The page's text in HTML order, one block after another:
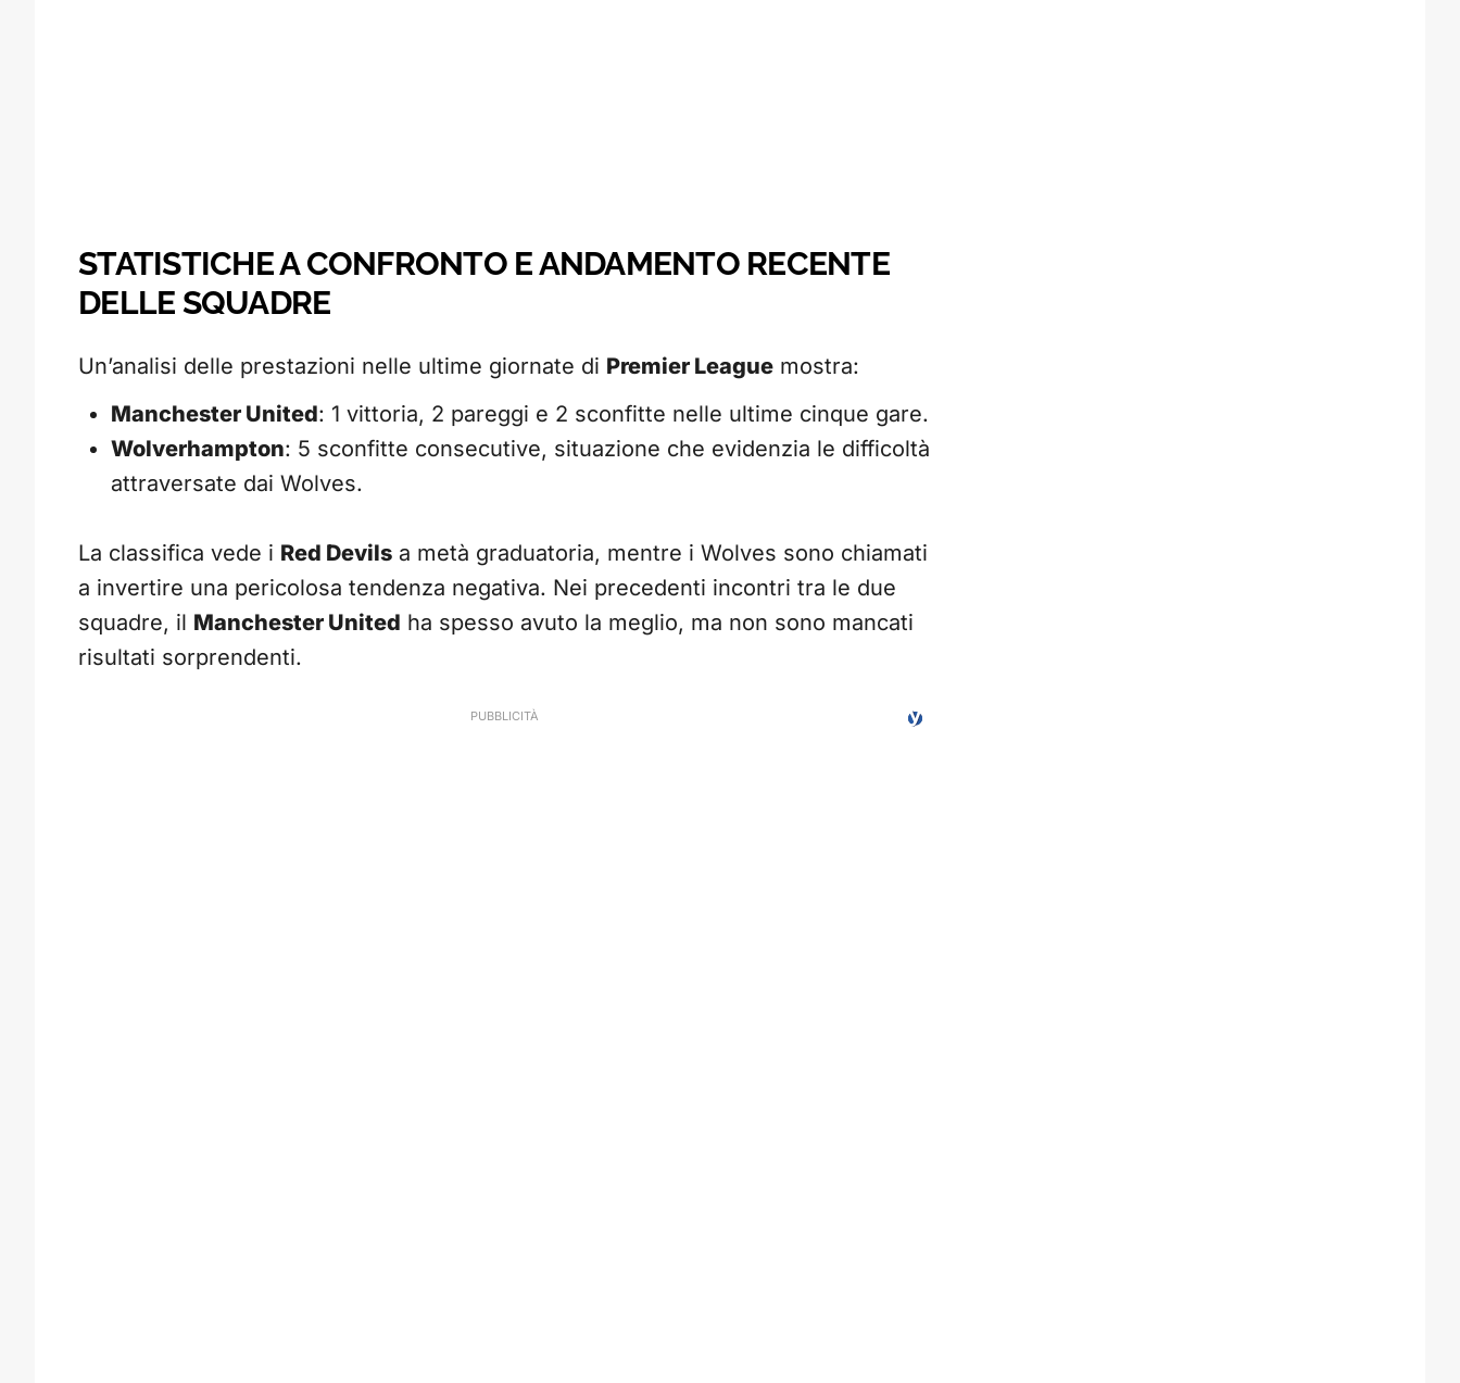
STATISTICHE A CONFRONTO E ANDAMENTO RECENTE
DELLE SQUADRE
Un’analisi delle prestazioni nelle ultime giornate di Premier League mostra:
Manchester United: 1 vittoria, 2 pareggi e 2 sconfitte nelle ultime cinque gare.
Wolverhampton: 5 sconfitte consecutive, situazione che evidenzia le difficoltà
attraversate dai Wolves.
La classifica vede i Red Devils a metà graduatoria, mentre i Wolves sono chiamati
a invertire una pericolosa tendenza negativa. Nei precedenti incontri tra le due
squadre, il Manchester United ha spesso avuto la meglio, ma non sono mancati
risultati sorprendenti.